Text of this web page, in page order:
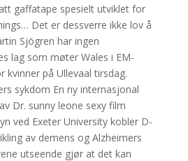
gaffatape spesielt utviklet for
Det er dessverre ikke lov å
Sjögren har ingen
lag som møter Wales i EM-
kvinner på Ullevaal tirsdag.
sykdom En ny internasjonal
Dr. sunny leone sexy film
ved Exeter University kobler D-
av demens og Alzheimers
utseende gjør at det kan